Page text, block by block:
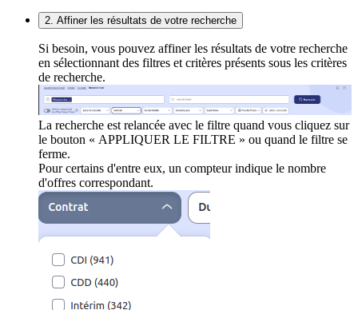
2. Affiner les résultats de votre recherche
Si besoin, vous pouvez affiner les résultats de votre recherche
en sélectionnant des filtres et critères présents sous les critères
de recherche.
La recherche est relancée avec le filtre quand vous cliquez sur
le bouton « APPLIQUER LE FILTRE » ou quand le filtre se
ferme.
Pour certains d'entre eux, un compteur indique le nombre
d'offres correspondant.